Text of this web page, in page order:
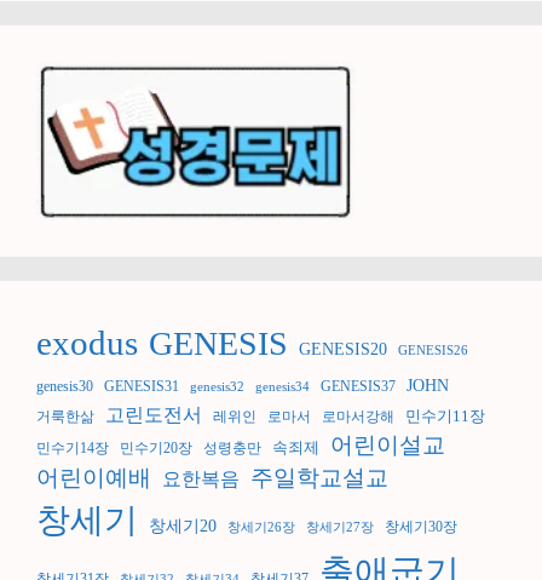
exodus GENESIS GENESIS20 GENESIS26
genesis30 GENESIS31 genesis32 genesis34 GENESIS37 JOHN
거룩한삶 고린도전서 레위인 로마서 로마서강해 민수기11장
민수기14장 민수기20장 성령충만 속죄제
어린이설교
어린이예배
요한복음 주일학교설교
창세기 창세기20 창세기26장 창세기27장 창세기30장
출애굽기